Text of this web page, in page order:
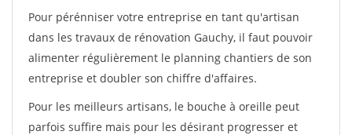
Pour pérénniser votre entreprise en tant qu'artisan
dans les travaux de rénovation Gauchy, il faut pouvoir
alimenter régulièrement le planning chantiers de son
entreprise et doubler son chiffre d'affaires.
Pour les meilleurs artisans, le bouche à oreille peut
parfois suffire mais pour les désirant progresser et